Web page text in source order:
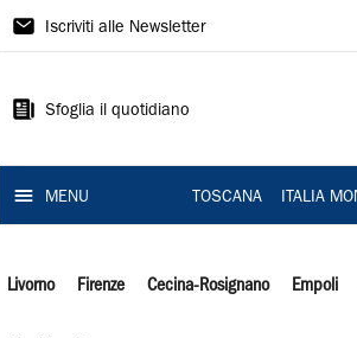
Il
Iscriviti alle Newsletter
Sfoglia il quotidiano
MENU TOSCANA ITALIA
Livorno Firenze Cecina-Rosignano Empoli